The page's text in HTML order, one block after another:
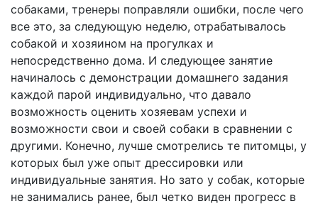
собаками, тренеры поправляли ошибки, после чего
все это, за следующую неделю, отрабатывалось
собакой и хозяином на прогулках и
непосредственно дома. И следующее занятие
начиналось с демонстрации домашнего задания
каждой парой индивидуально, что давало
возможность оценить хозяевам успехи и
возможности свои и своей собаки в сравнении с
другими. Конечно, лучше смотрелись те питомцы, у
которых был уже опыт дрессировки или
индивидуальные занятия. Но зато у собак, которые
не занимались ранее, был четко виден прогресс в